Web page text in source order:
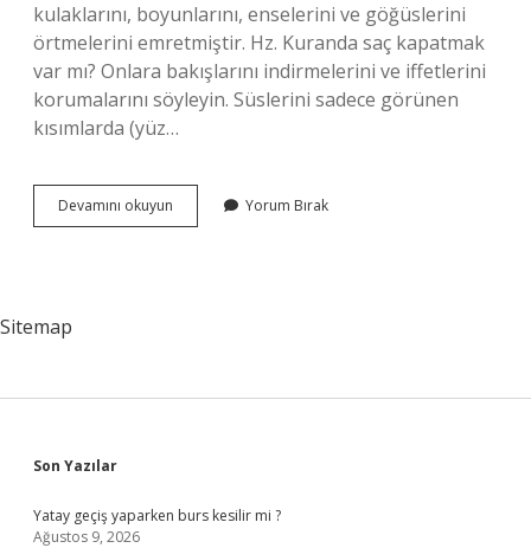
kulaklarını, boyunlarını, enselerini ve göğüslerini
örtmelerini emretmiştir. Hz. Kuranda saç kapatmak
var mı? Onlara bakışlarını indirmelerini ve iffetlerini
korumalarını söyleyin. Süslerini sadece görünen
kısımlarda (yüz…
Devamını okuyun
Kapatmak
Yorum Bırak
Sitemap
Sidebar
Son Yazılar
Yatay geçiş yaparken burs kesilir mi ?
Ağustos 9, 2026